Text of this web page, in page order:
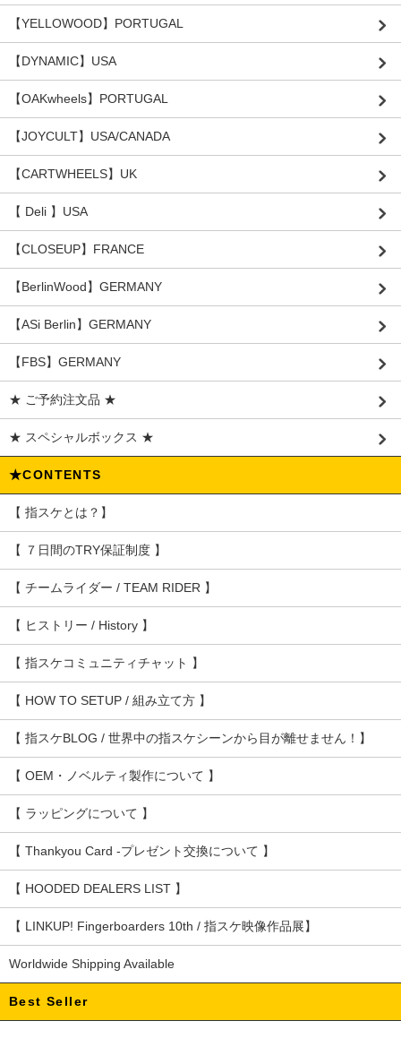
【YELLOWOOD】PORTUGAL
【DYNAMIC】USA
【OAKwheels】PORTUGAL
【JOYCULT】USA/CANADA
【CARTWHEELS】UK
【 Deli 】USA
【CLOSEUP】FRANCE
【BerlinWood】GERMANY
【ASi Berlin】GERMANY
【FBS】GERMANY
★ ご予約注文品 ★
★ スペシャルボックス ★
★CONTENTS
【 指スケとは？】
【 ７日間のTRY保証制度 】
【 チームライダー / TEAM RIDER 】
【 ヒストリー / History 】
【 指スケコミュニティチャット 】
【 HOW TO SETUP / 組み立て方 】
【 指スケBLOG / 世界中の指スケシーンから目が離せません！】
【 OEM・ノベルティ製作について 】
【 ラッピングについて 】
【 Thankyou Card -プレゼント交換について 】
【 HOODED DEALERS LIST 】
【 LINKUP! Fingerboarders 10th / 指スケ映像作品展】
Worldwide Shipping Available
Best Seller